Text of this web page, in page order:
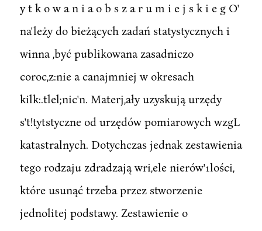
y t k o w a n i a o b s z a r u m i e j s k i e g O'
na'leży do bieżących zadań statystycznych i
winna ,być publikowana zasadniczo
coroc,z:nie a canajmniej w okresach
kilk:.tlel;nic'n. Materj,ały uzyskują urzędy
s't!tytstyczne od urzędów pomiarowych wzgL
katastralnych. Dotychczas jednak zestawienia
tego rodzaju zdradzają wri,ele nierów'1lości,
które usunąć trzeba przez stworzenie
jednolitej podstawy. Zestawienie o